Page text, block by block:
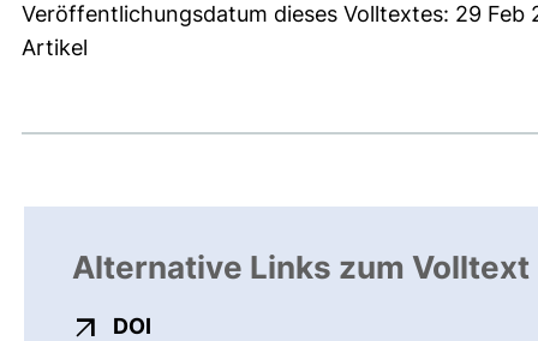
Veröffentlichungsdatum dieses Volltextes: 29 Feb
Artikel
Alternative Links zum Volltext
DOI